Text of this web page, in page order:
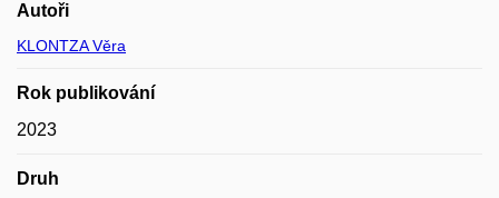
Autoři
KLONTZA Věra
Rok publikování
2023
Druh